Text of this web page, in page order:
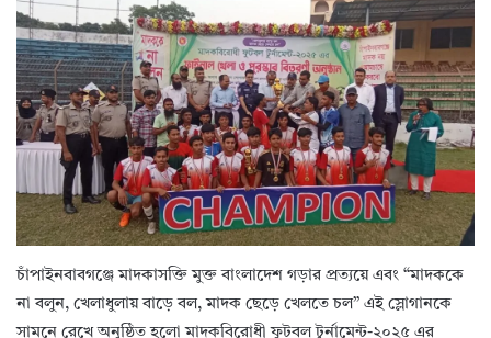
চাঁপাইনবাবগঞ্জে মাদকাসক্তি মুক্ত বাংলাদেশ গড়ার প্রত্যয়ে এবং “মাদককে
না বলুন, খেলাধুলায় বাড়ে বল, মাদক ছেড়ে খেলতে চল” এই স্লোগানকে
সামনে রেখে অনুষ্ঠিত হলো মাদকবিরোধী ফুটবল টুর্নামেন্ট-২০২৫ এর